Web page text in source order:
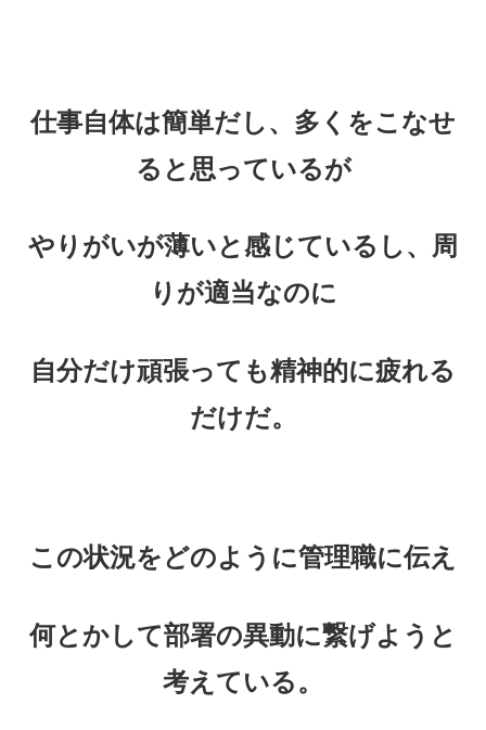
仕事自体は簡単だし、多くをこなせ
ると思っているが
やりがいが薄いと感じているし、周
りが適当なのに
自分だけ頑張っても精神的に疲れる
だけだ。
この状況をどのように管理職に伝え
何とかして部署の異動に繋げようと
考えている。